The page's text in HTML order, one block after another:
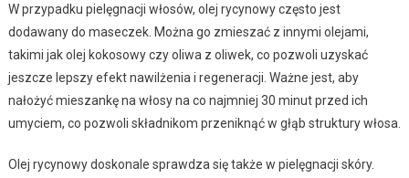
W przypadku pielęgnacji włosów, olej rycynowy często jest
dodawany do maseczek. Można go zmieszać z innymi olejami,
takimi jak olej kokosowy czy oliwa z oliwek, co pozwoli uzyskać
jeszcze lepszy efekt nawilżenia i regeneracji. Ważne jest, aby
nałożyć mieszankę na włosy na co najmniej 30 minut przed ich
umyciem, co pozwoli składnikom przeniknąć w głąb struktury włosa.
Olej rycynowy doskonale sprawdza się także w pielęgnacji skóry.